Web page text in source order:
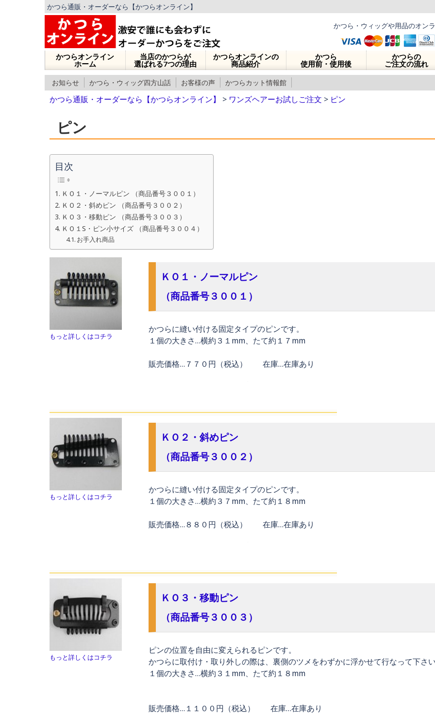
かつら通販・オーダーなら【かつらオンライン】
かつら・ウィッグや用品のオン
かつらオンライン
ホーム
当店のかつらが
選ばれる7つの理由
かつらオンラインの
商品紹介
かつら
使用前・使用後
かつらの
ご注文の流れ
お知らせ かつら・ウィッグ四方山話 お客様の声 かつらカット情報館
かつら通販・オーダーなら【かつらオンライン】 > ワンズヘアーお試しご注文 > ピン
ピン
目次
ＫＯ１・ノーマルピン （商品番号３００１）
ＫＯ２・斜めピン （商品番号３００２）
ＫＯ３・移動ピン （商品番号３００３）
ＫＯ１S・ピン小サイズ （商品番号３００４）
お手入れ商品
ＫＯ１・ノーマルピン
（商品番号３００１）
かつらに縫い付ける固定タイプのピンです。
１個の大きさ…横約３１mm、たて約１７mm
販売価格…７７０円（税込） 在庫…在庫あり
もっと詳しくはコチラ
ＫＯ２・斜めピン
（商品番号３００２）
かつらに縫い付ける固定タイプのピンです。
１個の大きさ…横約３７mm、たて約１８mm
販売価格…８８０円（税込） 在庫…在庫あり
もっと詳しくはコチラ
ＫＯ３・移動ピン
（商品番号３００３）
ピンの位置を自由に変えられるピンです。
かつらに取付け・取り外しの際は、裏側のツメをわずかに浮かせて行なって下さ
１個の大きさ…横約３１mm、たて約１８mm
販売価格…１１００円（税込） 在庫…在庫あり
もっと詳しくはコチラ